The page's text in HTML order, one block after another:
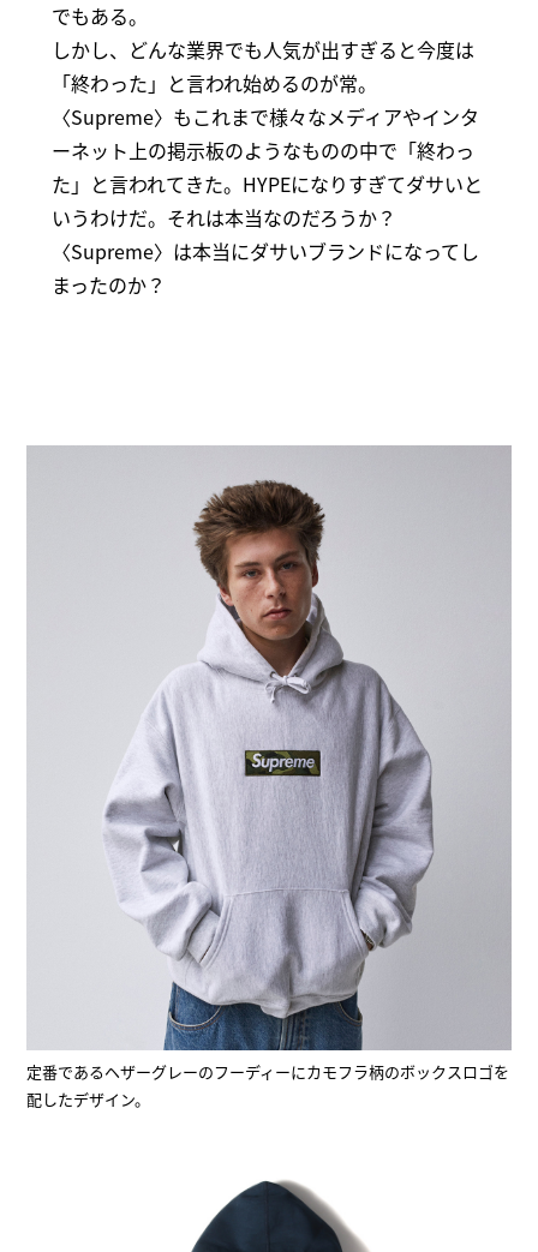
でもある。
しかし、どんな業界でも人気が出すぎると今度は
「終わった」と言われ始めるのが常。
〈Supreme〉もこれまで様々なメディアやインタ
ーネット上の掲示板のようなものの中で「終わっ
た」と言われてきた。HYPEになりすぎてダサいと
いうわけだ。それは本当なのだろうか？
〈Supreme〉は本当にダサいブランドになってし
まったのか？
定番であるヘザーグレーのフーディーにカモフラ柄のボックスロゴを
配したデザイン。